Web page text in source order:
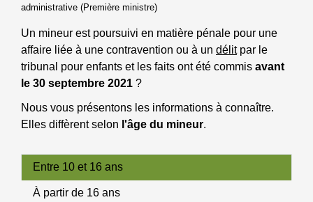
administrative (Première ministre)
Un mineur est poursuivi en matière pénale pour une
affaire liée à une contravention ou à un délitpar le
tribunal pour enfants et les faits ont été commis avant
le 30 septembre 2021 ?
Nous vous présentons les informations à connaître.
Elles diffèrent selon l'âge du mineur.
Entre 10 et 16 ans
À partir de 16 ans